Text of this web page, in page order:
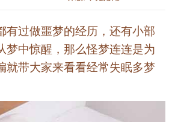
有过做噩梦的经历，还有小部
梦中惊醒，那么怪梦连连是为
就带大家来看看经常失眠多梦